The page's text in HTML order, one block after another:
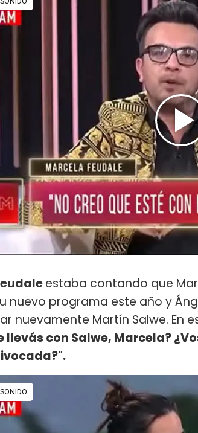
estaba contando que
nuevo programa este año y
nuevamente Martín Salwe. En
llevás con Salwe, Marcela?